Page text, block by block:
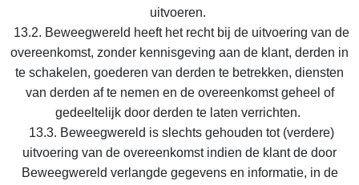
uitvoeren.
13.2. Beweegwereld heeft het recht bij de uitvoering van de
overeenkomst, zonder kennisgeving aan de klant, derden in
te schakelen, goederen van derden te betrekken, diensten
van derden af te nemen en de overeenkomst geheel of
gedeeltelijk door derden te laten verrichten.
13.3. Beweegwereld is slechts gehouden tot (verdere)
uitvoering van de overeenkomst indien de klant de door
Beweegwereld verlangde gegevens en informatie, in de